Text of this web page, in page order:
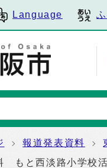
Language
報道発表資料
もと西淡路小学校